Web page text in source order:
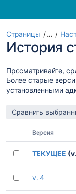
ответ
Страницы …
История
Просматривайте,
Более старые
установленными
Версия
ТЕКУЩЕЕ
v. 4